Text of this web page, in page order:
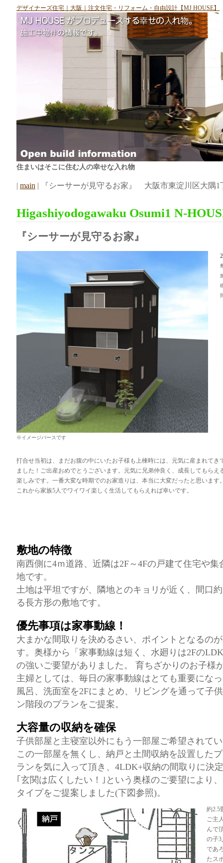
デザイナーズ住宅｜大阪｜注文住宅・リフォーム・自由設計【MJ HOUSE】
住まいはそこに住む人の幸せな入れ物
| main | 『シーサーが見守るお家』 大阪市東淀川区大隅1
Higashiyodogawaku Osumi1 N-
『シーサーが見守るお家』
※イメージパースです
打合せ当初は、まだお腹の中にいたお子様も上棟時には、元気に産まれてき
ました！ご出産おめでとうございます。元気に兄弟仲良く、成長してもらえ
楽しみです。一番大変な時期でのお家造りは、本当に大変だったと思います
これから家族5人でワイワイ楽しく生活してもらえれば幸いです。
敷地の特徴
南西側に4ｍ道路、近隣は2F～4Fの戸建て住宅や
地です。
土地は平坦ですが、隣地とのキョリが近く、間口
る長方形の敷地です。
優先事項は家事動線！
大まかな間取りを決めるさい、ポイントとなるの
す。奥様から「家事動線は短く、水廻りは2Fの
の強いご要望がありました。 育ちざかりのお子様
主婦としては、毎日の家事動線はとても重要にな
風呂、洗面室を2Fにまとめ、リビングを通って子
ン階段のプランをご提案。
大容量の収納を確保
子供部屋と主寝室以外にもう一部屋ご希望されて
この一部屋を無くし、納戸と土間収納を設置した
ランを気に入って頂き、4LDK+収納の間取りに決
｢玄関は広くしたい！｣という奥様のご要望により
タイプをご提案しました(下図参照)。
約2.5
ご主
んで
の子
であ
たス